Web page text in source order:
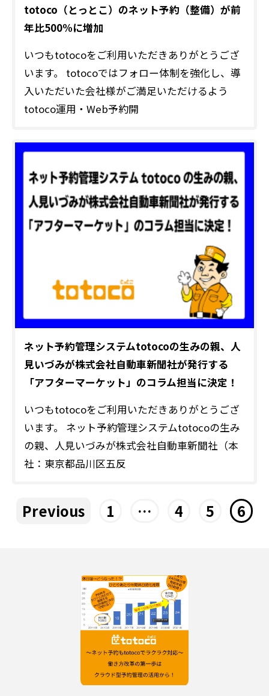
totoco（とっとこ）のネット予約（整備）が前
年比500%に増加
いつもtotocoをご利用いただきありがとうござ
います。 totocoではフォロー体制を強化し、導
入いただいた会社様がご満足いただけるよう
totoco運用・Web予約開
ネット予約管理システムtotocoの生みの親、人
見いづみが株式会社自動車新聞社が発行する
「アフターマーケット」のコラム担当に決定！
いつもtotocoをご利用いただきありがとうござ
います。 ネット予約管理システムtotocoの生み
の親、人見いづみが株式会社自動車新聞社（本
社：東京都品川区五反
Previous 1 … 4 5 6